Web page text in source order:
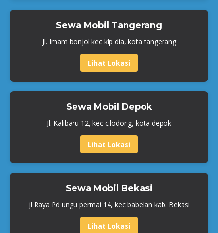
Sewa Mobil Tangerang
Jl. Imam bonjol kec klp dia, kota tangerang
Lihat Lokasi
Sewa Mobil Depok
Jl. Kalibaru 12, kec cilodong, kota depok
Lihat Lokasi
Sewa Mobil Bekasi
jl Raya Pd ungu permai 14, kec babelan kab. Bekasi
Lihat Lokasi